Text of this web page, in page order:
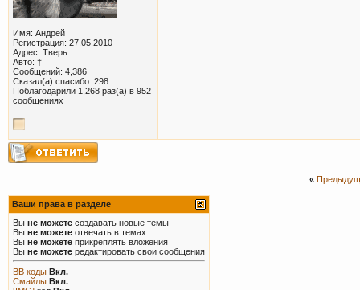
Имя: Андрей
Регистрация: 27.05.2010
Адрес: Тверь
Авто: †
Сообщений: 4,386
Сказал(а) спасибо: 298
Поблагодарили 1,268 раз(а) в 952
сообщениях
«
Ваши права в разделе
Вы не можете создавать новые темы
Вы не можете отвечать в темах
Вы не можете прикреплять вложения
Вы не можете редактировать свои сообщения
BB коды Вкл.
Смайлы Вкл.